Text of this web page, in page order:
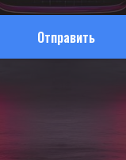
Отправить